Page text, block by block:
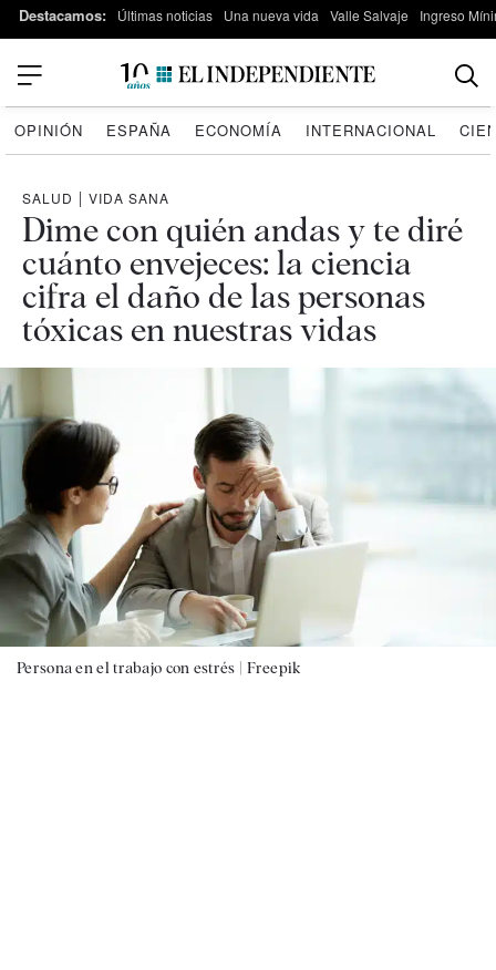
Destacamos: Últimas noticias Una nueva vida Valle Salvaje Ingreso
OPINIÓN ESPAÑA ECONOMÍA INTERNACIONAL
SALUD | VIDA SANA
Dime con quién andas y te diré
cuánto envejeces: la ciencia
cifra el daño de las personas
tóxicas en nuestras vidas
Persona en el trabajo con estrés | Freepik